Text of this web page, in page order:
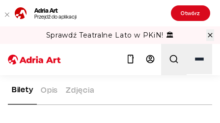
Adria Art
Przejdź do aplikacji Otwórz
Sprawdź Teatralne Lato w PKiN! 🏛️
ADRIA ART SALE WIDOWISKOWE
Bilety Opis Zdjęcia